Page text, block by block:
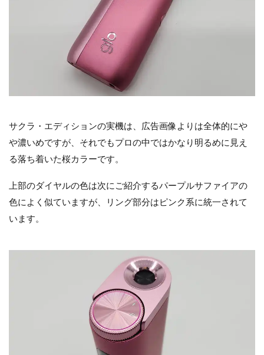
サクラ・エディションの実機は、広告画像よりは全体的にや
や濃いめですが、それでもプロの中ではかなり明るめに見え
る落ち着いた桜カラーです。
上部のダイヤルの色は次にご紹介するパープルサファイアの
色によく似ていますが、リング部分はピンク系に統一されて
います。